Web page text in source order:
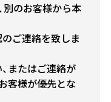
別のお客様から本
ご連絡を致しま
またはご連絡が
客様が優先とな